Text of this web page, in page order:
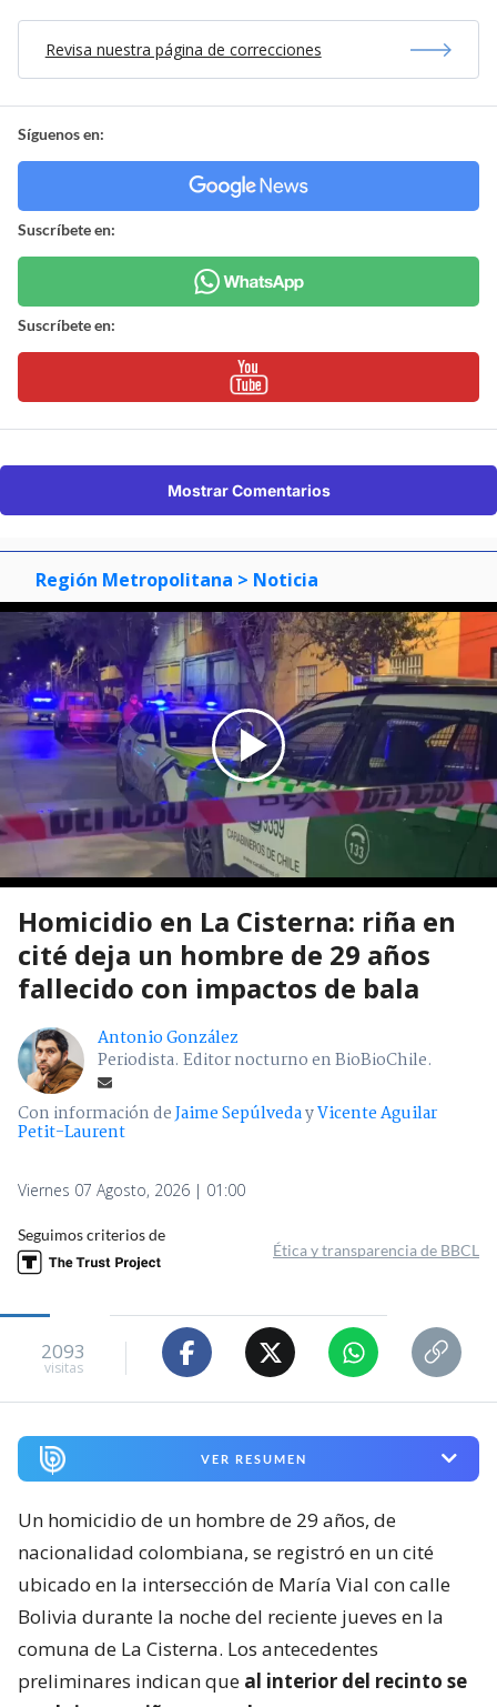
Revisa nuestra página de correcciones
Síguenos en:
Suscríbete en:
Suscríbete en:
Mostrar Comentarios
Región Metropolitana > Noticia
Homicidio en La Cisterna: riña en
cité deja un hombre de 29 años
fallecido con impactos de bala
Antonio González
Periodista. Editor nocturno en BioBioChile.
Con información deJaime SepúlvedayVicente Aguilar
Petit-Laurent
Viernes 07 Agosto, 2026 | 01:00
Seguimos criterios de
Ética y transparencia de BBCL
2093
visitas
VER RESUMEN
Un homicidio de un hombre de 29 años, de
nacionalidad colombiana, se registró en un cité
ubicado en la intersección de María Vial con calle
Bolivia durante la noche del reciente jueves en la
comuna de La Cisterna. Los antecedentes
preliminares indican que al interior del recinto se